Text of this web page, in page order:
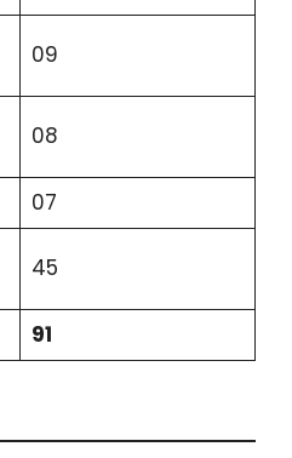
09
08
07
45
91